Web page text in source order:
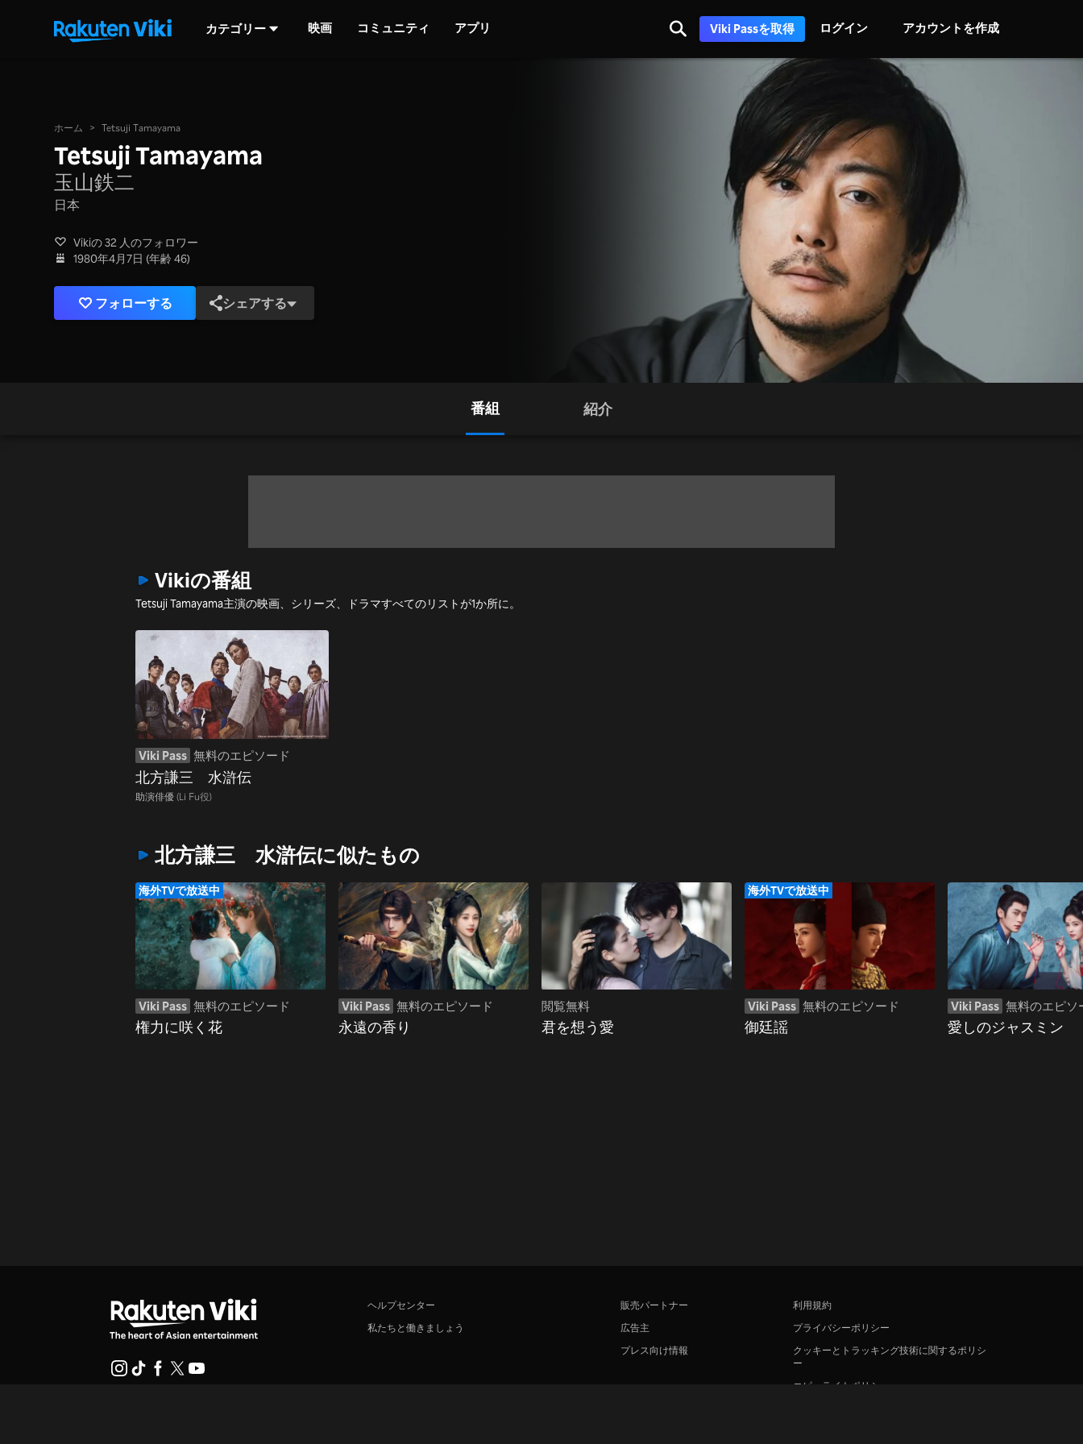
カテゴリー 映画 コミュニティ アプリ Viki Passを取得 ログイン アカウントを作成
ホーム > Tetsuji Tamayama
Tetsuji Tamayama
玉山鉄二
日本
Vikiの 32 人のフォロワー
1980年4月7日 (年齢 46)
フォローする シェアする
番組 紹介
Vikiの番組
Tetsuji Tamayama主演の映画、シリーズ、ドラマすべてのリストが1か所に。
Viki Pass 無料のエピソード
北方謙三 水滸伝
助演俳優(Li Fu役)
北方謙三 水滸伝に似たもの
海外TVで放送中
Viki Pass 無料のエピソード
権力に咲く花
Viki Pass 無料のエピソード
永遠の香り
閲覧無料
君を想う愛
海外TVで放送中
Viki Pass 無料のエピソード
御廷謡
Viki Pass 無料のエピソ
愛しのジャスミン
ヘルプセンター
私たちと働きましょう
販売パートナー
広告主
プレス向け情報
利用規約
プライバシーポリシー
クッキーとトラッキング技術に関するポリシ
ー
コピーライトポリシー